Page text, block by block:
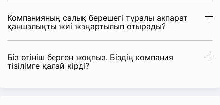
Компанияның салық берешегі туралы ақпарат
қаншалықты жиі жаңартылып отырады?
Біз өтініш берген жоқпыз. Біздің компания
тізілімге қалай кірді?